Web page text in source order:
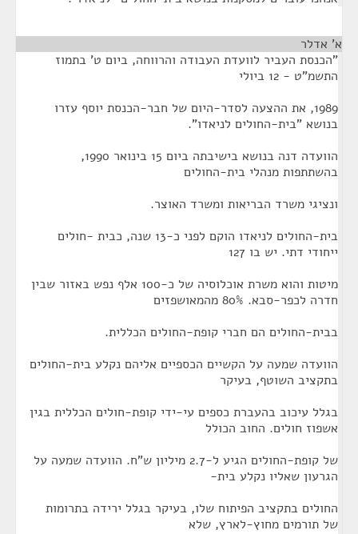
א' אדלר
"הכנסת העביר לוועדת העבודה והרווחה, ביום ט' בתמוז
התשמ"ט - 12 ביולי
1989, את ההצעה לסדר-היום של חבר-הכנסת יוסף עזרו
בנושא "בית-החולים לניאדו".
הוועדה דנה בנושא בישיבתה ביום 15 בינואר 1990,
בהשתתפות מנהלי בית-החולים
ונציגי משרד הבריאות ומשרד האוצר.
בית-החולים לניאדו הוקם לפני כ-13 שנה, כבית -חולים
ייחודי דתי. יש בו 127
מיטות והוא משרת אוכלוסיה של כ-100 אלף נפש באזור שבין
חדרה לכפר-סבא. 80% מהמאושפזים
בבית-החולים הם חברי קופת-החולים הכללית.
הוועדה שמעה על הקשיים הכספיים אליהם נקלע בית-החולים
בתקציב השוטף, בעיקר
בגלל עיכוב בהעברת כספים עי-ידי קופת-חולים הכללית בגין
אשפוז חולים. החוב הכולל
של קופת-החולים הגיע ל-2.7 מיליון ש"ח. הוועדה שמעה על
הגרעון שאליו נקלע בית-
החולים בתקציב הפיתוח שלו, בעיקר בגלל ירידה בתרומות
של תורמים מחוץ-לארץ, שלא